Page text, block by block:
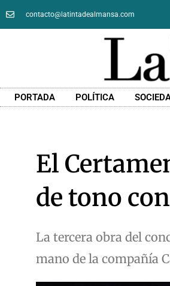
contacto@latintadealmansa.com
PORTADA POLÍTICA
El
de tono
La tercera obra del
mano de la compañía